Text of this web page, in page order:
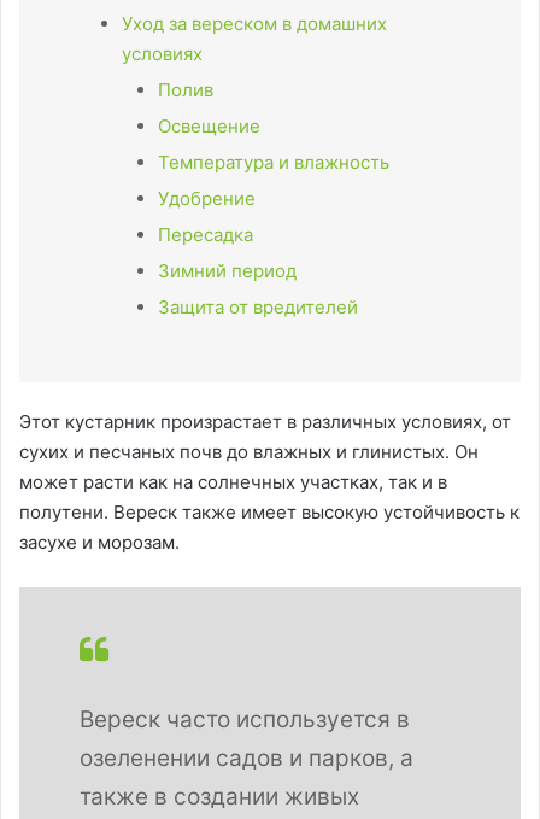
Уход за вереском в домашних
условиях
Полив
Освещение
Температура и влажность
Удобрение
Пересадка
Зимний период
Защита от вредителей
Этот кустарник произрастает в различных условиях, от
сухих и песчаных почв до влажных и глинистых. Он
может расти как на солнечных участках, так и в
полутени. Вереск также имеет высокую устойчивость к
засухе и морозам.
Вереск часто используется в
озеленении садов и парков, а
также в создании живых